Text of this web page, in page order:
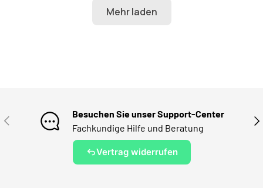
VORHERIGE
Besuchen Sie unser Support-Center
Fachkundige Hilfe und Beratung
Vertrag widerrufen